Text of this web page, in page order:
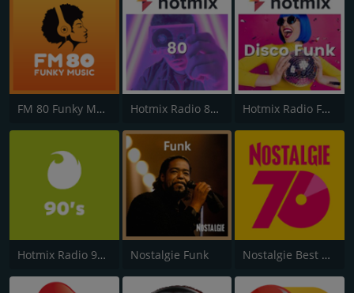
FM 80 Funky Music Hotmix Radio 80's Hotmix Radio Funky
Hotmix Radio 90's Nostalgie Funk Nostalgie Best of 70s